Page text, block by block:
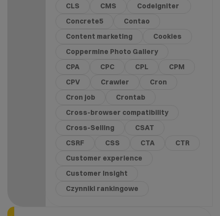
CLS
CMS
CodeIgniter
Concrete5
Contao
Content marketing
Cookies
Coppermine Photo Gallery
CPA
CPC CPL
CPM
CPV
Crawler
Cron
Cron job
Crontab
Cross-browser compatibility
Cross-Selling
CSAT
CSRF
CSS CTA
CTR
Customer experience
Customer Insight
Czynniki rankingowe